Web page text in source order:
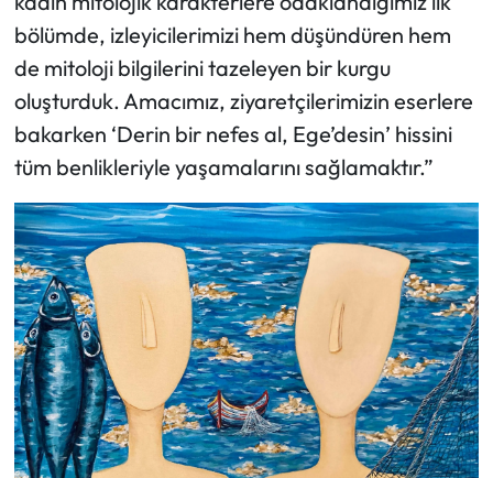
bölümde, izleyicilerimizi hem düşündüren hem
de mitoloji bilgilerini tazeleyen bir kurgu
oluşturduk. Amacımız, ziyaretçilerimizin eserlere
bakarken ‘Derin bir nefes al, Ege’desin’ hissini
tüm benlikleriyle yaşamalarını sağlamaktır.”